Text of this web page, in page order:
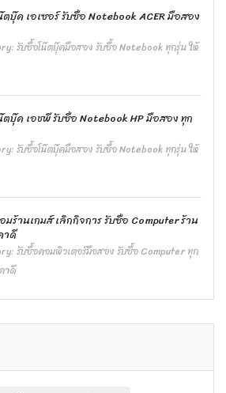
บุ๊ค เอเซอร์ รับซื้อ Notebook ACER มือสอง
รับซื้อโน๊ตบุ๊คมือสอง รับซื้อ Notebook ทุกรุ่น ให้
ตบุ๊ค เอชพี รับซื้อ Notebook HP มือสอง ทุก
รับซื้อโน๊ตบุ๊คมือสอง รับซื้อ Notebook ทุกรุ่น ให้
ร้านเกมส์ เลิกกิจการ รับซื้อ Computer ร้าน
าดี
รับซื้อคอมพิวเตอร์มือสอง รับซื้อ Computer ทุก
าดี